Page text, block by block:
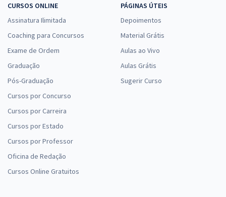
CURSOS ONLINE
Assinatura Ilimitada
Coaching para Concursos
Exame de Ordem
Graduação
Pós-Graduação
Cursos por Concurso
Cursos por Carreira
Cursos por Estado
Cursos por Professor
Oficina de Redação
Cursos Online Gratuitos
PÁGINAS ÚTEIS
Depoimentos
Material Grátis
Aulas ao Vivo
Aulas Grátis
Sugerir Curso